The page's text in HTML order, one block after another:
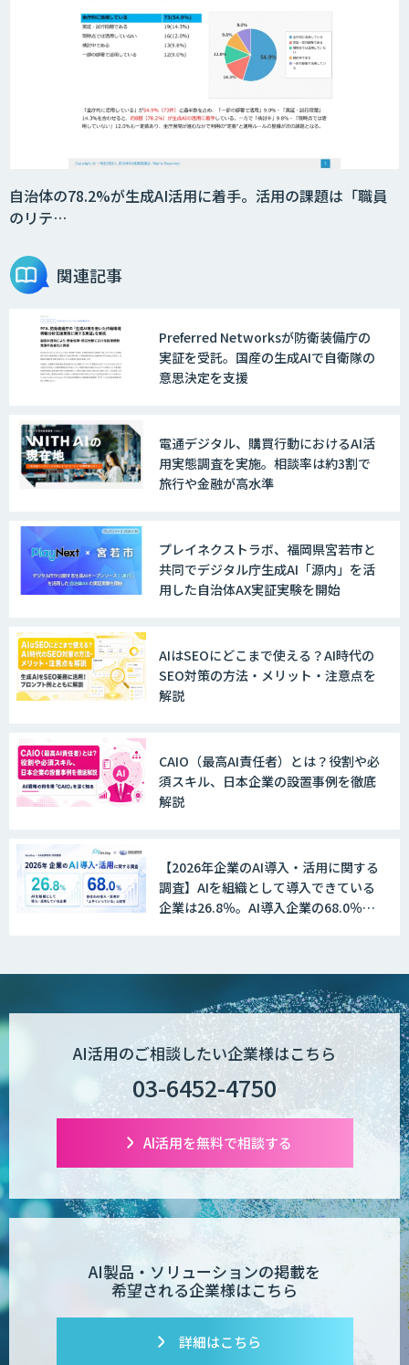
法人向けAIエージェント「OfficeAI社
2層ナレッジ×AIで顧客コミュニケーシ
ョンを効率化「ZEROCK」
戦略策定から実装まで一気通貫のAIエー
ジェント開発
WARP NEXT
LINE WORKS AiNote
Explaza 生成AI Partner｜AIエージェン
GENIEE SFA/CRM
WAN-RECORD Plus
Explaza 生成AI Partner | AX
POPstation
業務特化型AIエージェントの開発支援
「業務AIプロ」
Dify導入支援
Dify開発支援
自治体の78.2%が生成AI活用に着手。活用の課題は「職員
のリテ…
関連記事
Preferred Networksが防衛装備庁の
実証を受託。国産の生成AIで自衛隊の
意思決定を支援
電通デジタル、購買行動におけるAI活
用実態調査を実施。相談率は約3割で
旅行や金融が高水準
プレイネクストラボ、福岡県宮若市と
共同でデジタル庁生成AI「源内」を活
用した自治体AX実証実験を開始
AIはSEOにどこまで使える？AI時代の
SEO対策の方法・メリット・注意点を
解説
CAIO（最高AI責任者）とは？役割や必
須スキル、日本企業の設置事例を徹底
解説
【2026年企業のAI導入・活用に関する
調査】AIを組織として導入できている
企業は26.8％。AI導入企業の68.0％
AI活用のご相談したい企業様はこちら
03-6452-4750
AI活用を無料で相談する
AI製品・ソリューションの掲載を
希望される企業様はこちら
詳細はこちら